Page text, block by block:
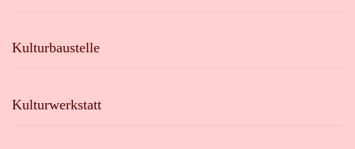
Kulturbaustelle
Kulturwerkstatt